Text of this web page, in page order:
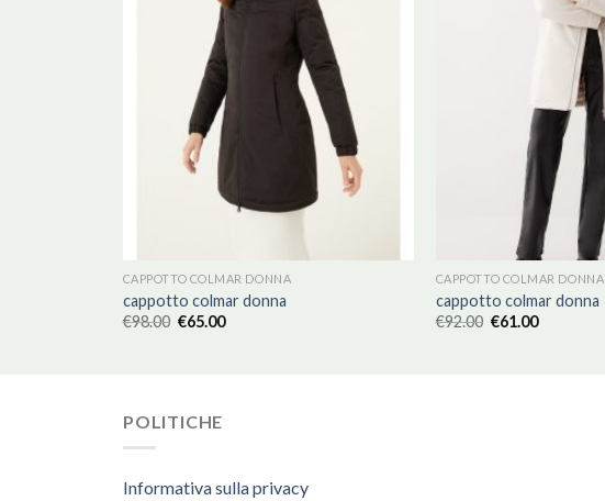
CAPPOTTO COLMAR DONNA
cappotto colmar donna
€98.00 €65.00
CAPPOTTO COLMAR DONNA
cappotto colmar donna
€92.00 €61.00
POLITICHE
Informativa sulla privacy